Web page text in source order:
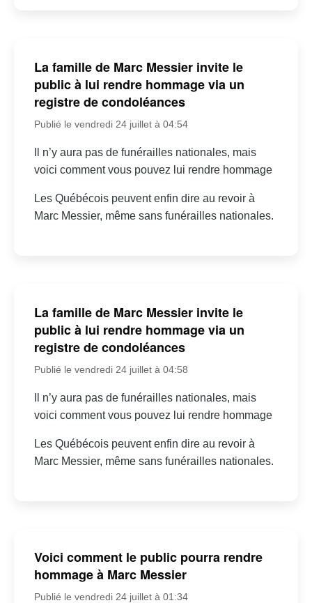
La famille de Marc Messier invite le
public à lui rendre hommage via un
registre de condoléances
Publié le vendredi 24 juillet à 04:54
Il n’y aura pas de funérailles nationales, mais
voici comment vous pouvez lui rendre hommage
Les Québécois peuvent enfin dire au revoir à
Marc Messier, même sans funérailles nationales.
La famille de Marc Messier invite le
public à lui rendre hommage via un
registre de condoléances
Publié le vendredi 24 juillet à 04:58
Il n’y aura pas de funérailles nationales, mais
voici comment vous pouvez lui rendre hommage
Les Québécois peuvent enfin dire au revoir à
Marc Messier, même sans funérailles nationales.
Voici comment le public pourra rendre
hommage à Marc Messier
Publié le vendredi 24 juillet à 01:34